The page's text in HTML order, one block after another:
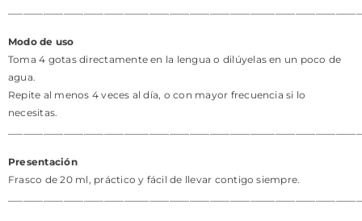
Modo de uso
Toma 4 gotas directamente en la lengua o dilúyelas en un poco de
agua.
Repite al menos 4 veces al día, o con mayor frecuencia si lo
necesitas.
Presentación
Frasco de 20 ml, práctico y fácil de llevar contigo siempre.